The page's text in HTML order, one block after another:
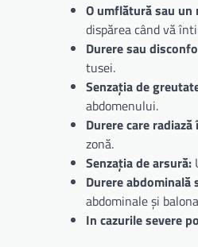
O umflătură sau un
dispărea când vă
Durere sau
tusei.
Senzația de
abdomenului.
Durere care
zonă.
Senzația de arsură:
Durere abdominală
abdominale și
In cazurile severe